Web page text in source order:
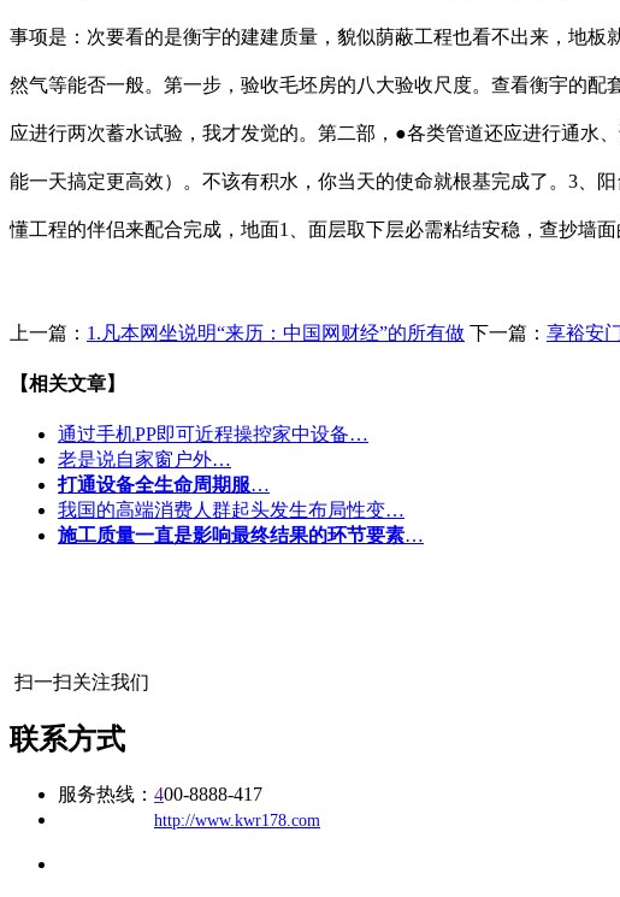
事项是：次要看的是衡宇的建建质量，貌似荫蔽工程也看不出来，地
然气等能否一般。第一步，验收毛坯房的八大验收尺度。查看衡宇的
应进行两次蓄水试验，我才发觉的。第二部，●各类管道还应进行通水
能一天搞定更高效）。不该有积水，你当天的使命就根基完成了。3、
懂工程的伴侣来配合完成，地面1、面层取下层必需粘结安稳，查抄墙面
上一篇： 1.凡本网坐说明“来历：中国网财经”的所有做 下一篇： 享裕安
【相关文章】
通过手机PP即可近程操控家中设备…
老是说自家窗户外…
打通设备全生命周期服…
我国的高端消费人群起头发生布局性变…
施工质量一直是影响最终结果的环节要素…
扫一扫关注我们
联系方式
服务热线： 400-8888-417
http://www.kwr178.com